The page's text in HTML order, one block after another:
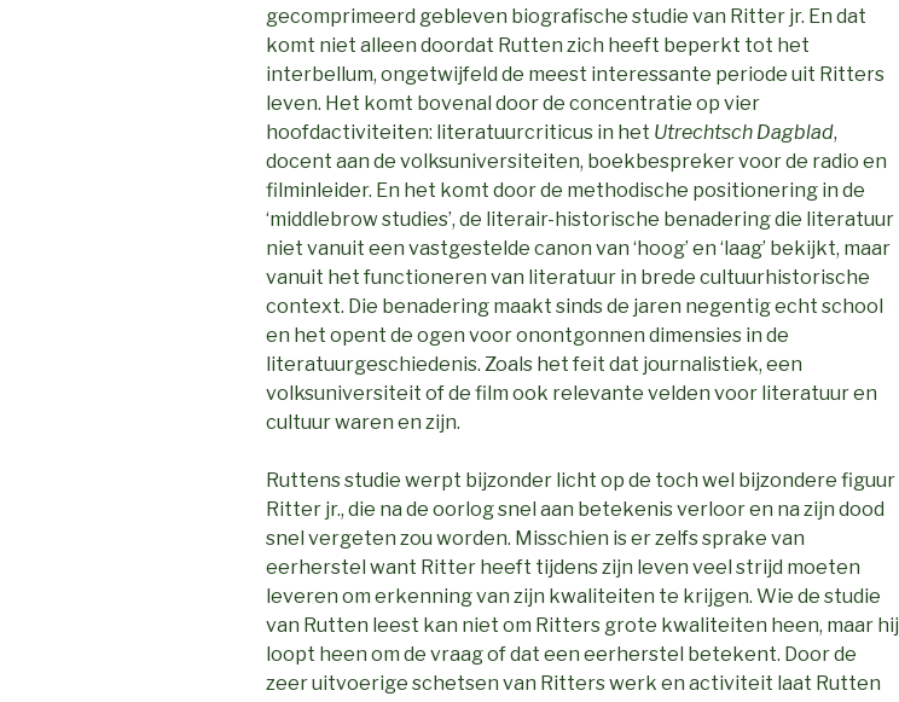
gecomprimeerd gebleven biografische studie van Ritter jr. En dat
komt niet alleen doordat Rutten zich heeft beperkt tot het
interbellum, ongetwijfeld de meest interessante periode uit Ritters
leven. Het komt bovenal door de concentratie op vier
hoofdactiviteiten: literatuurcriticus in het Utrechtsch Dagblad,
docent aan de volksuniversiteiten, boekbespreker voor de radio en
filminleider. En het komt door de methodische positionering in de
‘middlebrow studies’, de literair-historische benadering die literatuur
niet vanuit een vastgestelde canon van ‘hoog’ en ‘laag’ bekijkt, maar
vanuit het functioneren van literatuur in brede cultuurhistorische
context. Die benadering maakt sinds de jaren negentig echt school
en het opent de ogen voor onontgonnen dimensies in de
literatuurgeschiedenis. Zoals het feit dat journalistiek, een
volksuniversiteit of de film ook relevante velden voor literatuur en
cultuur waren en zijn.
Ruttens studie werpt bijzonder licht op de toch wel bijzondere figuur
Ritter jr., die na de oorlog snel aan betekenis verloor en na zijn dood
snel vergeten zou worden. Misschien is er zelfs sprake van
eerherstel want Ritter heeft tijdens zijn leven veel strijd moeten
leveren om erkenning van zijn kwaliteiten te krijgen. Wie de studie
van Rutten leest kan niet om Ritters grote kwaliteiten heen, maar hij
loopt heen om de vraag of dat een eerherstel betekent. Door de
zeer uitvoerige schetsen van Ritters werk en activiteit laat Rutten